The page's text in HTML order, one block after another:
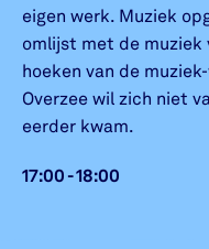
eigen werk. Muziek
omlijst met de muziek
hoeken van de
Overzee wil zich niet
eerder kwam.
17:00 - 18:00